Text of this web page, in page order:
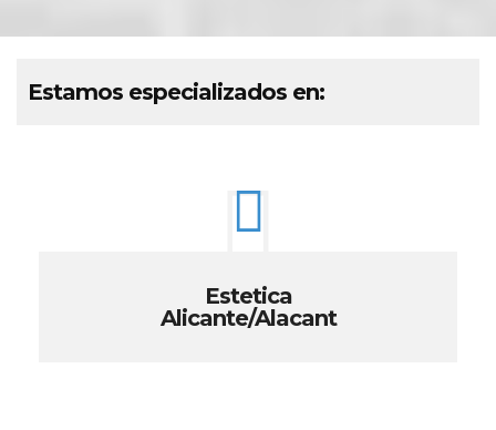
Estamos especializados en:
Estetica
Alicante/Alacant